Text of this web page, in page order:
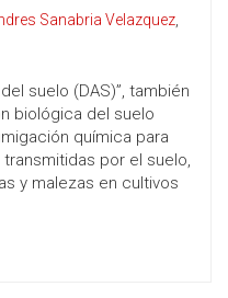
Sanabria Velazquez,
suelo (DAS)”, también
biológica del suelo
química para
por el suelo,
y malezas en cultivos